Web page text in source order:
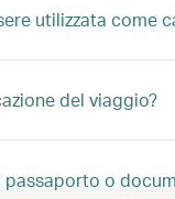
utilizzata come
del viaggio?
o